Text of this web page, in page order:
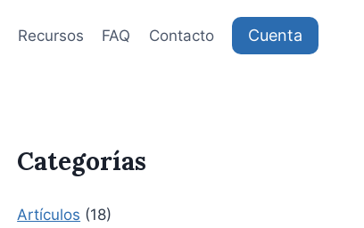
Recursos FAQ Contacto Cuenta
Categorías
Artículos (18)